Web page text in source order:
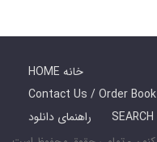
HOME خانه
راهنمای دانلود